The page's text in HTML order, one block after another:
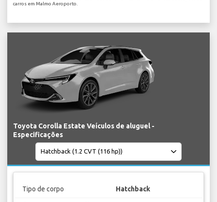
carros em Malmo Aeroporto.
Toyota Corolla Estate Veículos de aluguel -
Especificações
Tipo de corpo Hatchback